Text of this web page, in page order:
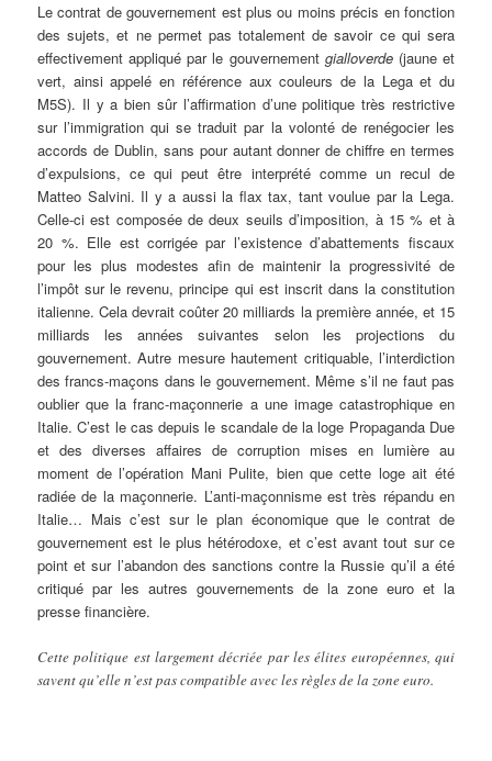
Le contrat de gouvernement est plus ou moins précis en fonction
des sujets, et ne permet pas totalement de savoir ce qui sera
effectivement appliqué par le gouvernement gialloverde(jaune et
vert, ainsi appelé en référence aux couleurs de la Lega et du
M5S). Il y a bien sûr l’affirmation d’une politique très restrictive
sur l’immigration qui se traduit par la volonté de renégocier les
accords de Dublin, sans pour autant donner de chiffre en termes
d’expulsions, ce qui peut être interprété comme un recul de
Matteo Salvini. Il y a aussi la flax tax, tant voulue par la Lega.
Celle-ci est composée de deux seuils d’imposition, à 15 % et à
20 %. Elle est corrigée par l’existence d’abattements fiscaux
pour les plus modestes afin de maintenir la progressivité de
l’impôt sur le revenu, principe qui est inscrit dans la constitution
italienne. Cela devrait coûter 20 milliards la première année, et 15
milliards les années suivantes selon les projections du
gouvernement. Autre mesure hautement critiquable, l’interdiction
des francs-maçons dans le gouvernement. Même s’il ne faut pas
oublier que la franc-maçonnerie a une image catastrophique en
Italie. C’est le cas depuis le scandale de la loge Propaganda Due
et des diverses affaires de corruption mises en lumière au
moment de l’opération Mani Pulite, bien que cette loge ait été
radiée de la maçonnerie. L’anti-maçonnisme est très répandu en
Italie… Mais c’est sur le plan économique que le contrat de
gouvernement est le plus hétérodoxe, et c’est avant tout sur ce
point et sur l’abandon des sanctions contre la Russie qu’il a été
critiqué par les autres gouvernements de la zone euro et la
presse financière.
Cette politique est largement décriée par les élites européennes, qui
savent qu’elle n’est pas compatible avec les règles de la zone euro.